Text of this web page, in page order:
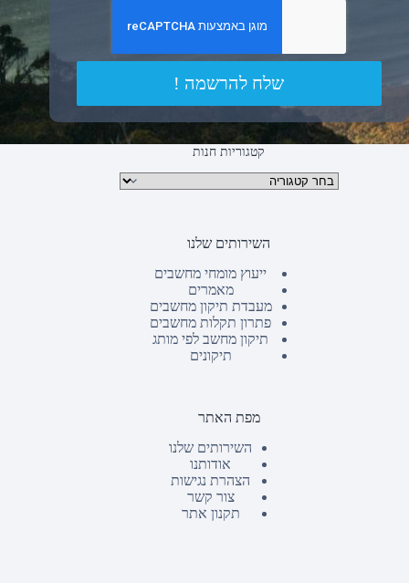
שלח להרשמה !
קטגוריות חנות
קטגוריות מוצרים
השירותים שלנו
ייעוץ מומחי מחשבים
מאמרים
מעבדת תיקון מחשבים
פתרון תקלות מחשבים
תיקון מחשב לפי מותג
תיקונים
מפת האתר
השירותים שלנו
אודותנו
הצהרת נגישות
צור קשר
תקנון אתר